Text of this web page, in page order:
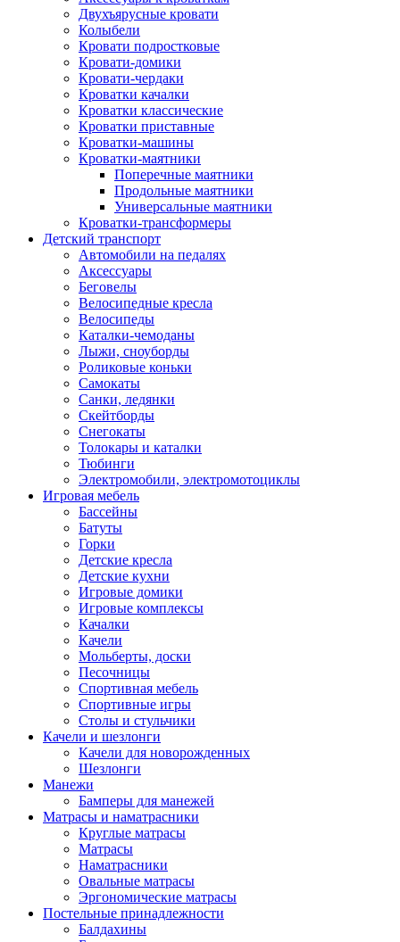
Двухъярусные кровати
Колыбели
Кровати подростковые
Кровати-домики
Кровати-чердаки
Кроватки качалки
Кроватки классические
Кроватки приставные
Кроватки-машины
Кроватки-маятники
Поперечные маятники
Продольные маятники
Универсальные маятники
Кроватки-трансформеры
Детский транспорт
Автомобили на педалях
Аксессуары
Беговелы
Велосипедные кресла
Велосипеды
Каталки-чемоданы
Лыжи, сноуборды
Роликовые коньки
Самокаты
Санки, ледянки
Скейтборды
Снегокаты
Толокары и каталки
Тюбинги
Электромобили, электромотоциклы
Игровая мебель
Бассейны
Батуты
Горки
Детские кресла
Детские кухни
Игровые домики
Игровые комплексы
Качалки
Качели
Мольберты, доски
Песочницы
Спортивная мебель
Спортивные игры
Столы и стульчики
Качели и шезлонги
Качели для новорожденных
Шезлонги
Манежи
Бамперы для манежей
Матрасы и наматрасники
Круглые матрасы
Матрасы
Наматрасники
Овальные матрасы
Эргономические матрасы
Постельные принадлежности
Балдахины